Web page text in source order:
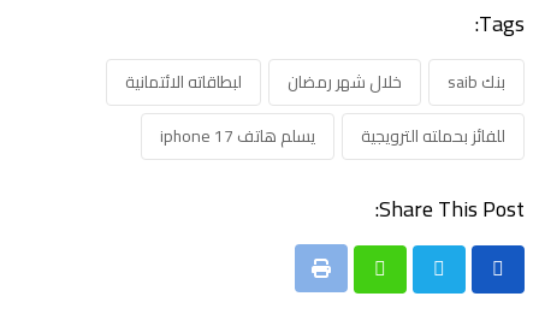
Tags:
بنك saib خلال شهر رمضان
لبطاقاته الائتمانية
للفائز بحملته الترويجية
يسلم هاتف iphone 17
Share This Post:
Whatsapp
Print